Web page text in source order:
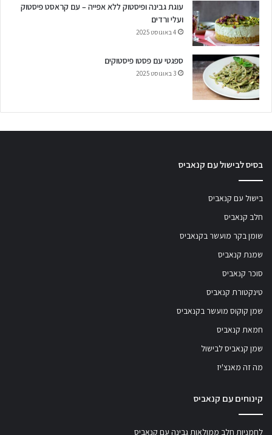
עוגת גבינה ופיסטוק ללא אפייה – עם קראסט פיסטוק
ועלי ורדים
4 באוגוסט 2025
ספגטי עם פסטו פיסטוקים
3 באוגוסט 2025
בסיס לבישול עם קנאביס
בישול עם קנאביס
חלב קנאביס
שומן בקר מועשר בקנאביס
שמנת קנאביס
סוכר קנאביס
טינקטורת קנאביס
שמן קוקוס מועשר בקנאביס
חמאת קנאביס
שמן קנאביס לבישול
מה זה מאנצ'יז
קינוחים עם קנאביס
לחמניות חלב ממולאות גבינה עם קנאביס